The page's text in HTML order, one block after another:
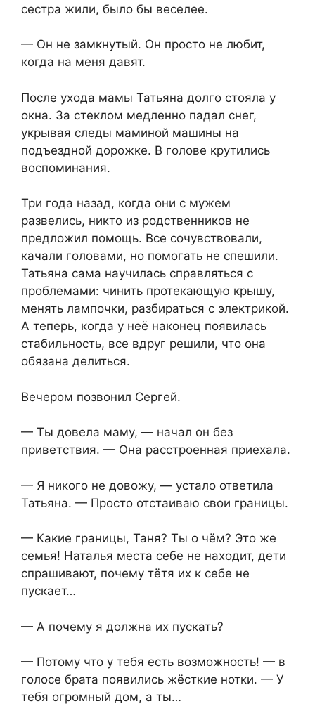
сестра жили, было бы веселее.
— Он не замкнутый. Он просто не любит,
когда на меня давят.
После ухода мамы Татьяна долго стояла у
окна. За стеклом медленно падал снег,
укрывая следы маминой машины на
подъездной дорожке. В голове крутились
воспоминания.
Три года назад, когда они с мужем
развелись, никто из родственников не
предложил помощь. Все сочувствовали,
качали головами, но помогать не спешили.
Татьяна сама научилась справляться с
проблемами: чинить протекающую крышу,
менять лампочки, разбираться с электрикой.
А теперь, когда у неё наконец появилась
стабильность, все вдруг решили, что она
обязана делиться.
Вечером позвонил Сергей.
— Ты довела маму, — начал он без
приветствия. — Она расстроенная приехала.
— Я никого не довожу, — устало ответила
Татьяна. — Просто отстаиваю свои границы.
— Какие границы, Таня? Ты о чём? Это же
семья! Наталья места себе не находит, дети
спрашивают, почему тётя их к себе не
пускает…
— А почему я должна их пускать?
— Потому что у тебя есть возможность! — в
голосе брата появились жёсткие нотки. — У
тебя огромный дом, а ты…